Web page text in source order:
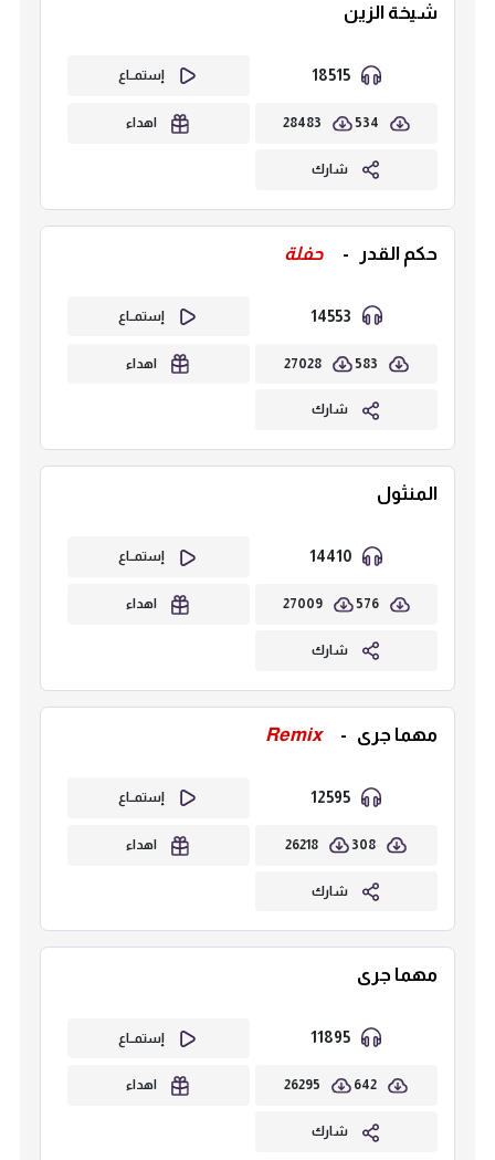
شيخة الزين
18515 إستمــاع
534
28483 اهداء
شارك
حكم القدر - حفلة
إستمــاع
583
27028 اهداء
شارك
المنثول
إستمــاع
576
27009 اهداء
شارك
مهما جرى -
Remix
إستمــاع
308
26218 اهداء
شارك
مهما جرى
إستمــاع
642
26295 اهداء
شارك